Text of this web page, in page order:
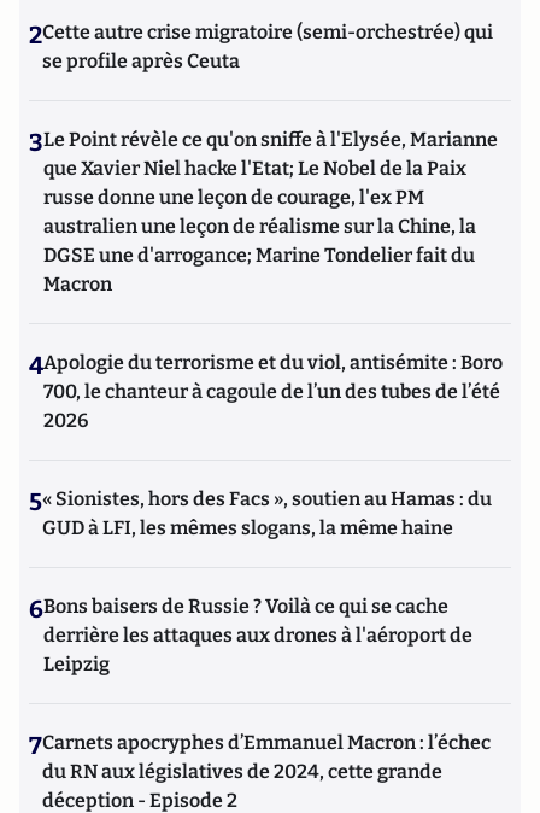
2Cette autre crise migratoire (semi-orchestrée) qui
se profile après Ceuta
3Le Point révèle ce qu'on sniffe à l'Elysée, Marianne
que Xavier Niel hacke l'Etat; Le Nobel de la Paix
russe donne une leçon de courage, l'ex PM
australien une leçon de réalisme sur la Chine, la
DGSE une d'arrogance; Marine Tondelier fait du
Macron
4Apologie du terrorisme et du viol, antisémite : Boro
700, le chanteur à cagoule de l’un des tubes de l’été
2026
5« Sionistes, hors des Facs », soutien au Hamas : du
GUD à LFI, les mêmes slogans, la même haine
6Bons baisers de Russie ? Voilà ce qui se cache
derrière les attaques aux drones à l'aéroport de
Leipzig
7Carnets apocryphes d’Emmanuel Macron : l’échec
du RN aux législatives de 2024, cette grande
déception - Episode 2